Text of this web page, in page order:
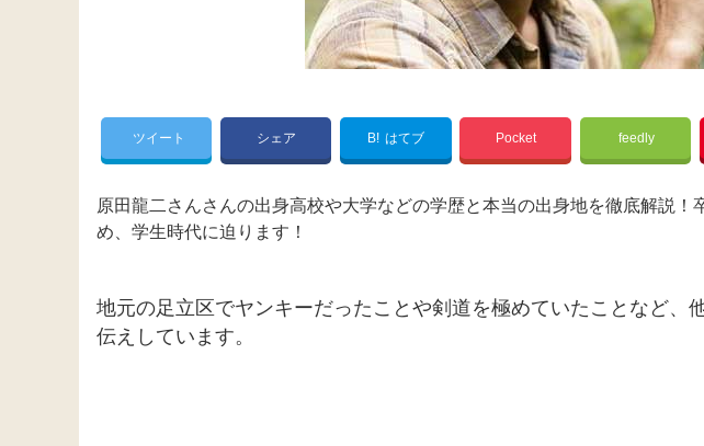
ツイート シェア B! はてブ Pocket feedly
原田龍二さんさんの出身高校や大学などの学歴と本当の出身地を徹底解説！
め、学生時代に迫ります！
地元の足立区でヤンキーだったことや剣道を極めていたことなど、
伝えしています。